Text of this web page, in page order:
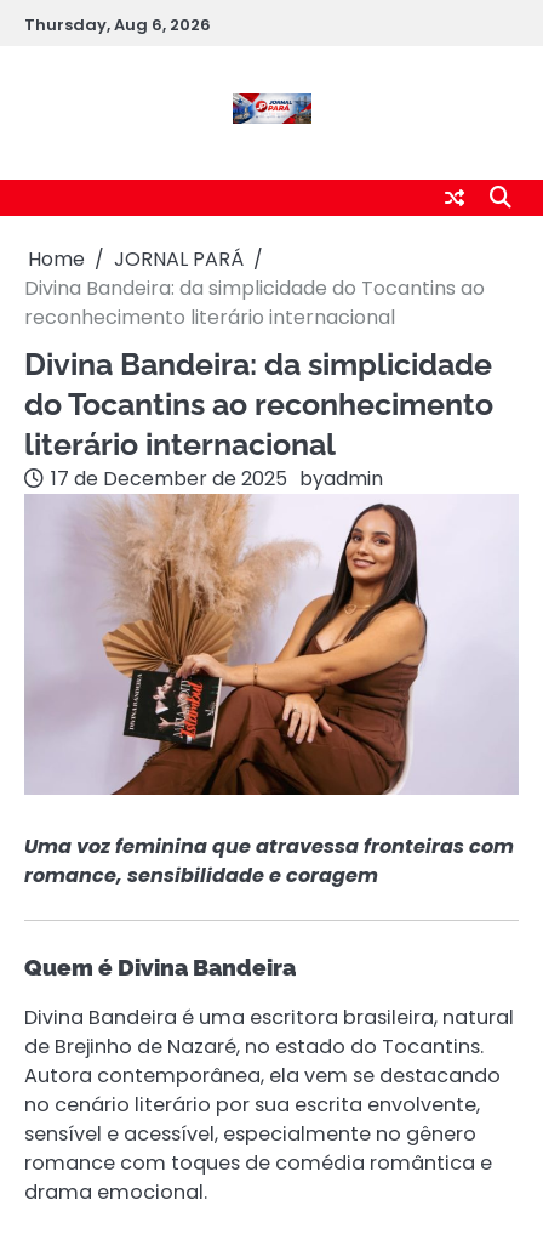
SkipThursday, Aug 6, 2026
Home
JORNAL PARÁ
Divina Bandeira: da simplicidade do Tocantins ao
reconhecimento literário internacional
Divina Bandeira: da simplicidade
do Tocantins ao reconhecimento
literário internacional
17 de December de 2025 byadmin
Uma voz feminina que atravessa fronteiras com
romance, sensibilidade e coragem
Quem é Divina Bandeira
Divina Bandeira é uma escritora brasileira, natural
de Brejinho de Nazaré, no estado do Tocantins.
Autora contemporânea, ela vem se destacando
no cenário literário por sua escrita envolvente,
sensível e acessível, especialmente no gênero
romance com toques de comédia romântica e
drama emocional.